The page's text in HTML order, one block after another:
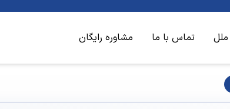
تماس با ما مشاوره رایگان